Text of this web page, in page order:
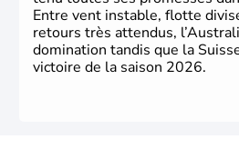
Entre vent instable, flotte
retours très attendus,
domination tandis que la
victoire de la saison 2026.